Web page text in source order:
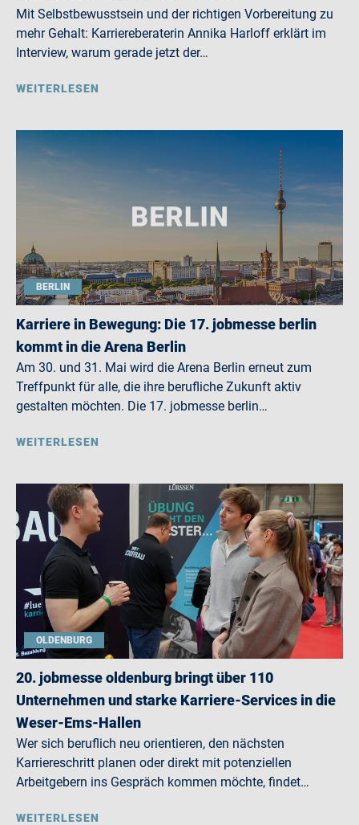
Mit Selbstbewusstsein und der richtigen Vorbereitung zu
mehr Gehalt: Karriereberaterin Annika Harloff erklärt im
Interview, warum gerade jetzt der…
WEITERLESEN
BERLIN
Karriere in Bewegung: Die 17. jobmesse berlin
kommt in die Arena Berlin
Am 30. und 31. Mai wird die Arena Berlin erneut zum
Treffpunkt für alle, die ihre berufliche Zukunft aktiv
gestalten möchten. Die 17. jobmesse berlin…
WEITERLESEN
OLDENBURG
20. jobmesse oldenburg bringt über 110
Unternehmen und starke Karriere-Services in die
Weser-Ems-Hallen
Wer sich beruflich neu orientieren, den nächsten
Karriereschritt planen oder direkt mit potenziellen
Arbeitgebern ins Gespräch kommen möchte, findet…
WEITERLESEN